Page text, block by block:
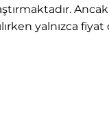
yalnızca